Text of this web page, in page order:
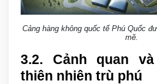
Cảng hàng không quốc tế Phú Quốc
mẽ.
3.2. Cảnh quan
thiên nhiên trù phú